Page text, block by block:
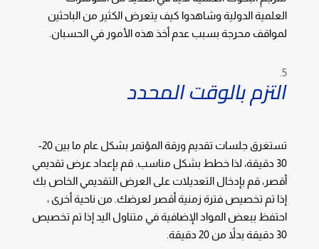
العلمية الدولية وشاهدوا كيف يتعرض الكثير من الباحثين
لمواقف محرجة بسبب عدم أخذ هذه الأمور في الحسبان.
التزم بالوقت المحدد
تستغرق جلسات تقديم ورقة المؤتمر بشكل عام ما بين 20-
30 دقيقة، لذا خطط بشكل مناسب. قم بإعداد عرض تقديمي
أقصر، قم بإدخال التعديلات على العرض التقديمي الخاص بك
إذا تم تخصيص فترة زمنية أقصر لعرضك. من ناحية أخرى ،
احتفظ ببعض المواد الإضافية في متناول اليد إذا تم تخصيص
30 دقيقة بدلاً من 20 دقيقة.